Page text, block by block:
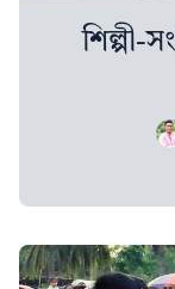
শিল্পী-